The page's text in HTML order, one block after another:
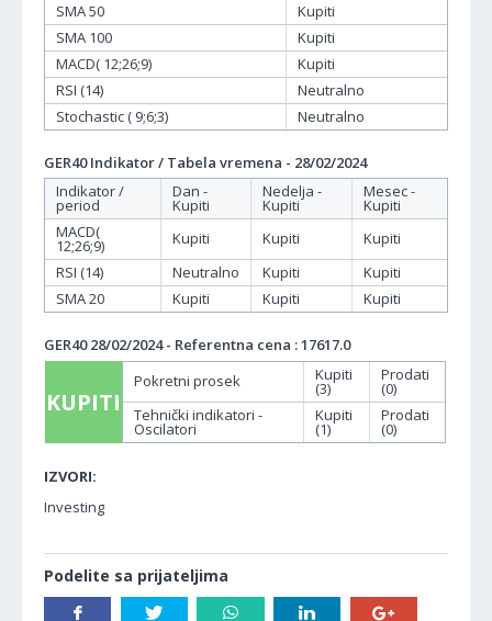
SMA 50
Kupiti
SMA 100
Kupiti
MACD( 12;26;9)
Kupiti
RSI (14)
Neutralno
Stochastic ( 9;6;3)
Neutralno
GER40 Indikator / Tabela vremena - 28/02/2024
Indikator /
period
Dan -
Kupiti
Nedelja -
Kupiti
Mesec -
Kupiti
MACD(
12;26;9) Kupiti Kupiti
Kupiti
RSI (14)
Neutralno Kupiti
Kupiti
SMA 20
Kupiti Kupiti Kupiti
GER40 28/02/2024 - Referentna cena : 17617.0
KUPITI
Pokretni prosek Kupiti
(3)
Prodati
(0)
Tehnički indikatori -
Oscilatori
Kupiti
(1)
Prodati
(0)
IZVORI:
Investing
Podelite sa prijateljima